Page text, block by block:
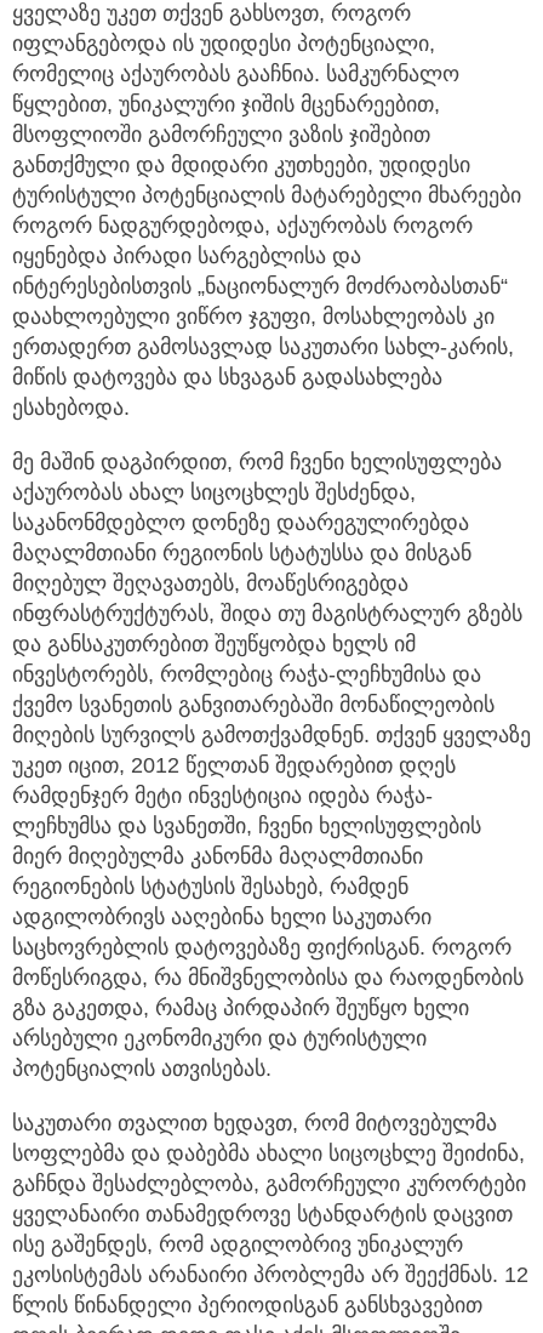
ყველაზე უკეთ თქვენ გახსოვთ, როგორ
იფლანგებოდა ის უდიდესი პოტენციალი,
რომელიც აქაურობას გააჩნია. სამკურნალო
წყლებით, უნიკალური ჯიშის მცენარეებით,
მსოფლიოში გამორჩეული ვაზის ჯიშებით
განთქმული და მდიდარი კუთხეები, უდიდესი
ტურისტული პოტენციალის მატარებელი მხარეები
როგორ ნადგურდებოდა, აქაურობას როგორ
იყენებდა პირადი სარგებლისა და
ინტერესებისთვის „ნაციონალურ მოძრაობასთან“
დაახლოებული ვიწრო ჯგუფი, მოსახლეობას კი
ერთადერთ გამოსავლად საკუთარი სახლ-კარის,
მიწის დატოვება და სხვაგან გადასახლება
ესახებოდა.
მე მაშინ დაგპირდით, რომ ჩვენი ხელისუფლება
აქაურობას ახალ სიცოცხლეს შესძენდა,
საკანონმდებლო დონეზე დაარეგულირებდა
მაღალმთიანი რეგიონის სტატუსსა და მისგან
მიღებულ შეღავათებს, მოაწესრიგებდა
ინფრასტრუქტურას, შიდა თუ მაგისტრალურ გზებს
და განსაკუთრებით შეუწყობდა ხელს იმ
ინვესტორებს, რომლებიც რაჭა-ლეჩხუმისა და
ქვემო სვანეთის განვითარებაში მონაწილეობის
მიღების სურვილს გამოთქვამდნენ. თქვენ ყველაზე
უკეთ იცით, 2012 წელთან შედარებით დღეს
რამდენჯერ მეტი ინვესტიცია იდება რაჭა-
ლეჩხუმსა და სვანეთში, ჩვენი ხელისუფლების
მიერ მიღებულმა კანონმა მაღალმთიანი
რეგიონების სტატუსის შესახებ, რამდენ
ადგილობრივს ააღებინა ხელი საკუთარი
საცხოვრებლის დატოვებაზე ფიქრისგან. როგორ
მოწესრიგდა, რა მნიშვნელობისა და რაოდენობის
გზა გაკეთდა, რამაც პირდაპირ შეუწყო ხელი
არსებული ეკონომიკური და ტურისტული
პოტენციალის ათვისებას.
საკუთარი თვალით ხედავთ, რომ მიტოვებულმა
სოფლებმა და დაბებმა ახალი სიცოცხლე შეიძინა,
გაჩნდა შესაძლებლობა, გამორჩეული კურორტები
ყველანაირი თანამედროვე სტანდარტის დაცვით
ისე გაშენდეს, რომ ადგილობრივ უნიკალურ
ეკოსისტემას არანაირი პრობლემა არ შეექმნას. 12
წლის წინანდელი პერიოდისგან განსხვავებით